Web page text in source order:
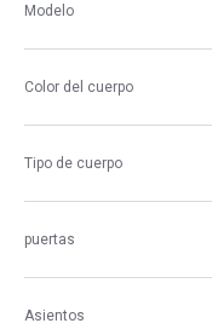
Modelo
Color del cuerpo
Tipo de cuerpo
puertas
Asientos